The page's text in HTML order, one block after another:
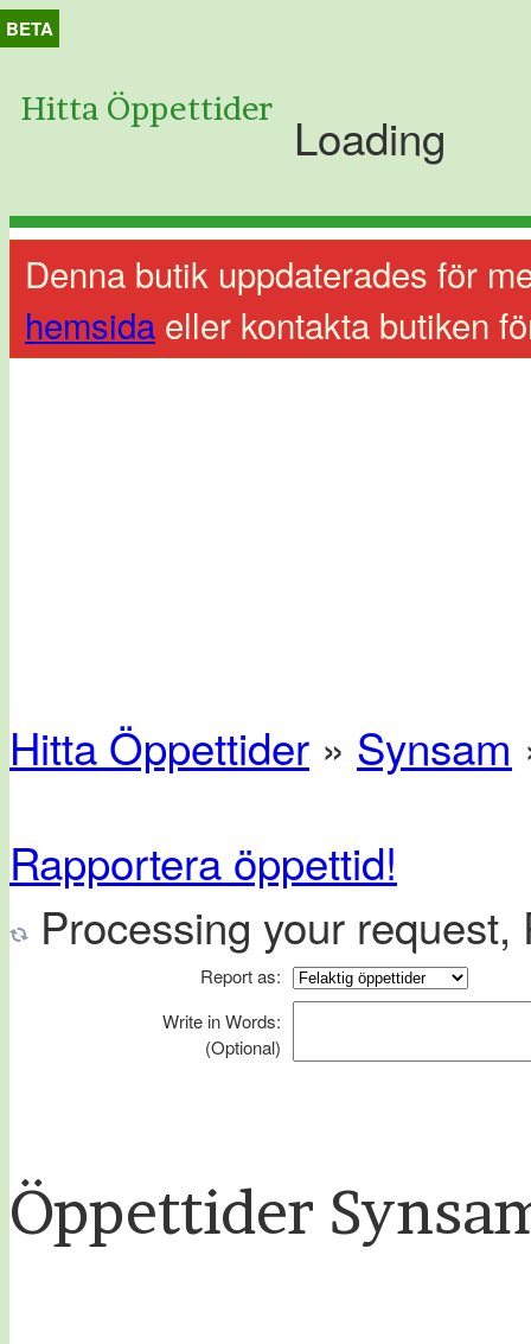
BETA
Hitta Öppettider Loading
Denna butik uppdaterades för
hemsida eller kontakta butiken
Hitta Öppettider » Synsam
Rapportera öppettid!
Processing your request,
Report as:
Write in Words:
(Optional)
Öppettider